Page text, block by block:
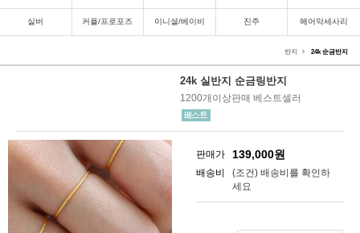
실버 커플/프로포즈 이니셜/베이비 진주 헤어악세사리
반지 24k 순금반지
24k 실반지 순금링반지
1200개이상판매 베스트셀러
판매가 139,000원
배송비 (조건) 배송비를 확인하
세요